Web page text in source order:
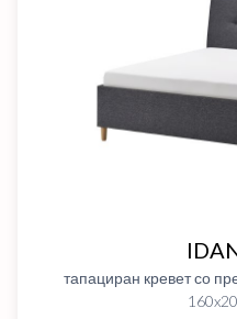
тапациран кревет со